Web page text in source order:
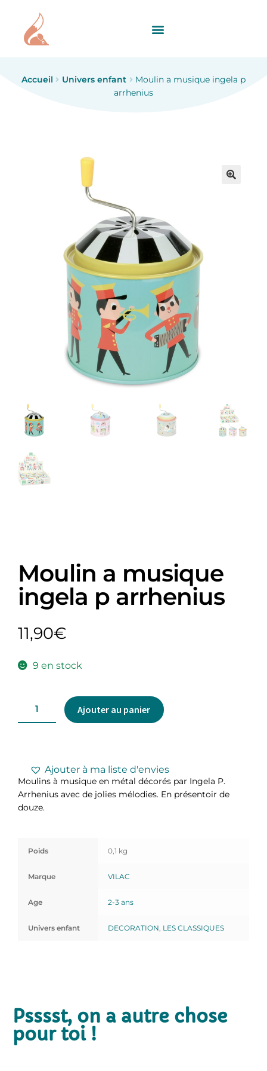
Accueil Univers enfant
Moulin a musique ingela p
arrhenius
Moulin a musique
ingela p arrhenius
11,90€
9 en stock
Ajouter au panier
Ajouter à ma liste d'envies
Moulins à musique en métal décorés par Ingela P.
Arrhenius avec de jolies mélodies. En présentoir de
douze.
Poids 0,1 kg
Marque VILAC
Age 2-3 ans
Univers enfant DECORATION LES CLASSIQUES
Psssst, on a autre chose
pour toi !